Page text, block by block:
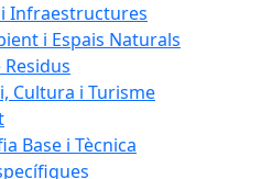
Infraestructures
i Espais Naturals
Cultura i Turisme
Base i Tècnica